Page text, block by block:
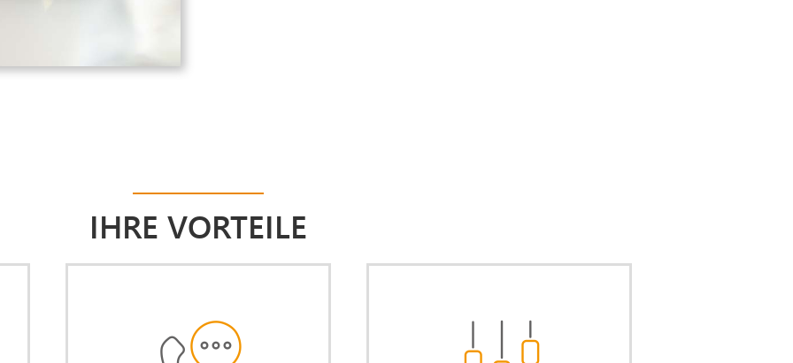
IHRE VORTEILE
Sie greifen auf meine über 35-
jährige Expertise und Erfahrung als
Sie bestimmen Anlass, Zeit, Dauer
und Intensität der Einsätze.